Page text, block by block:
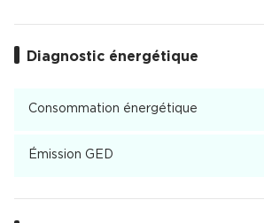
Diagnostic énergétique
Consommation énergétique
Émission GED